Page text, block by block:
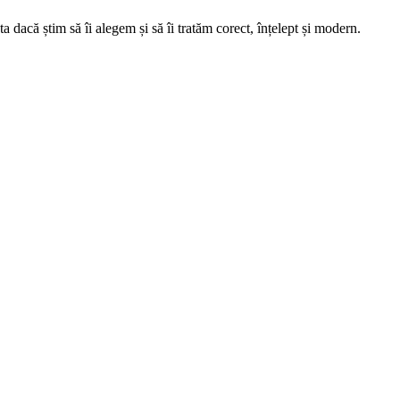
dacă știm să îi alegem și să îi tratăm corect, înțelept și modern.